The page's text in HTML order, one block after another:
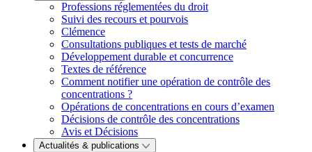
Professions réglementées du droit
Suivi des recours et pourvois
Clémence
Consultations publiques et tests de marché
Développement durable et concurrence
Textes de référence
Comment notifier une opération de contrôle des
concentrations ?
Opérations de concentrations en cours d’examen
Décisions de contrôle des concentrations
Avis et Décisions
Actualités & publications